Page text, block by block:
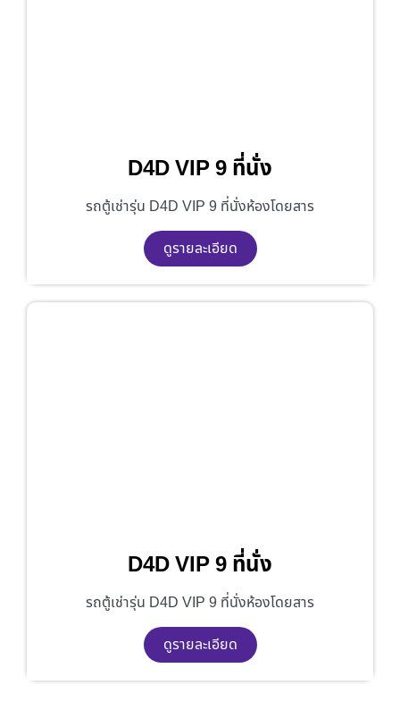
D4D VIP 9 ที่นั่ง
รถตู้เช่ารุ่น D4D VIP 9 ที่นั่งห้องโดยสาร
ดูรายละเอียด
D4D VIP 9 ที่นั่ง
รถตู้เช่ารุ่น D4D VIP 9 ที่นั่งห้องโดยสาร
ดูรายละเอียด